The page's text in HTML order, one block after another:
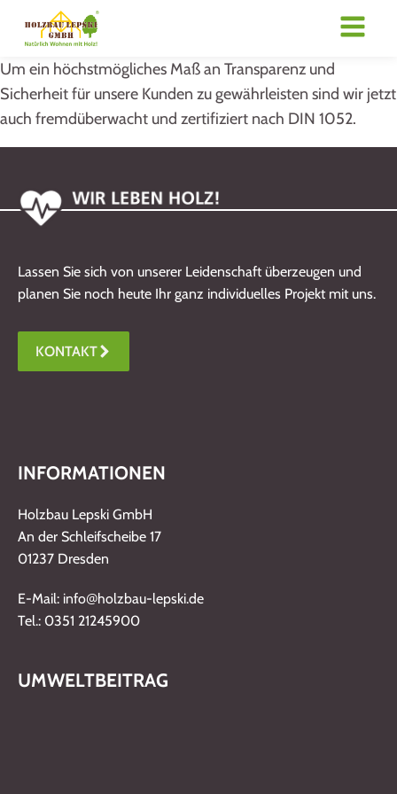
Um ein höchstmögliches Maß an Transparenz und
Sicherheit für unsere Kunden zu gewährleisten sind wir jetzt
auch fremdüberwacht und zertifiziert nach DIN 1052.
Lassen Sie sich von unserer Leidenschaft überzeugen und
planen Sie noch heute Ihr ganz individuelles Projekt mit uns.
KONTAKT
INFORMATIONEN
Holzbau Lepski GmbH
An der Schleifscheibe 17
01237 Dresden
E-Mail: info@holzbau-lepski.de
Tel.: 0351 21245900
UMWELTBEITRAG